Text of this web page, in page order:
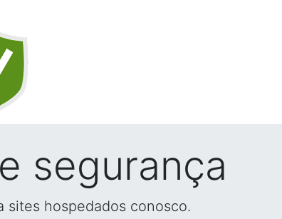
segurança
sites hospedados conosco.